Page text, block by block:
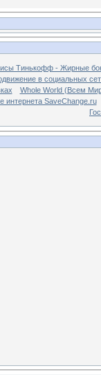
Тинькофф - Жирные
в социальных
Whole World (Всем
SaveChange.ru